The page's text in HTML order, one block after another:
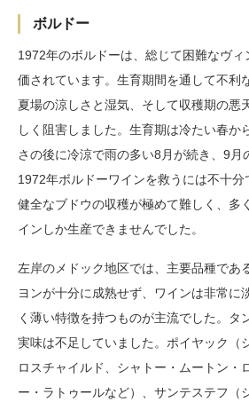
ボルドー
1972年のボルドーは、総じて困難なヴ
価されています。生育期間を通して不利
夏場の涼しさと湿気、そして収穫期の悪
しく阻害しました。生育期は冷たい春か
さの後に冷涼で雨の多い8月が続き、9月
1972年ボルドーワインを救うには不十分
健全なブドウの収穫が極めて難しく、多
インしか生産できませんでした。
左岸のメドック地区では、主要品種であ
ヨンが十分に成熟せず、ワインは非常に
く薄い特徴を持つものが主流でした。タ
実味は不足していました。ポイヤック（
ロスチャイルド、シャトー・ムートン・
ー・ラトゥールなど）、サンテステフ（